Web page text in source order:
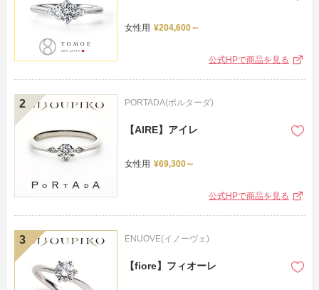
女性用 ¥204,600～
公式HPで商品を見る
PORTADA(ポルターダ)
【AIRE】アイレ
女性用 ¥69,300～
公式HPで商品を見る
ENUOVE(イノーヴェ)
【fiore】フィオーレ